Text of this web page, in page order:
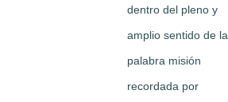
dentro del pleno y
amplio sentido de la
palabra misión
recordada por